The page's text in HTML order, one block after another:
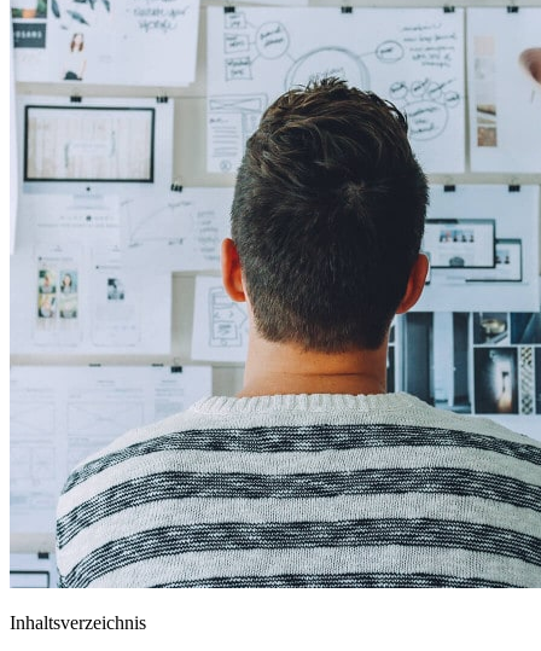
Inhaltsverzeichnis